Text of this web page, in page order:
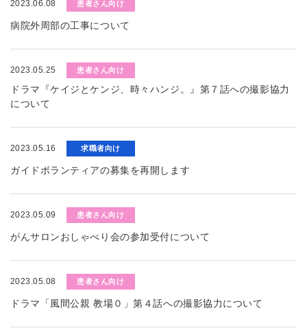
2023.06.08 患者さん向け
病院外周部の工事について
2023.05.25 患者さん向け
ドラマ『ケイジとケンジ、時々ハンジ。』第７話への撮影協力
について
2023.05.16 求職者向け
ガイドボランティアの募集を再開します
2023.05.09 患者さん向け
がんサロンおしゃべり会の参加受付について
2023.05.08 患者さん向け
ドラマ「風間公親 教場０」第４話への撮影協力について